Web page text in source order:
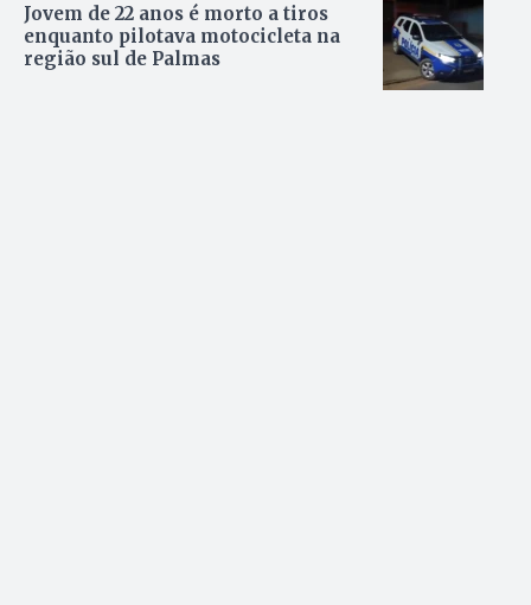
Jovem de 22 anos é morto a tiros
enquanto pilotava motocicleta na
região sul de Palmas